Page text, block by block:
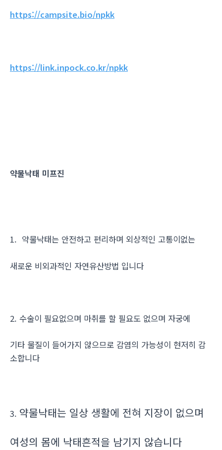
https://campsite.bio/npkk
https://link.inpock.co.kr/npkk
약물낙태 미프진
1. 약물낙태는 안전하고 편리하며 외상적인 고통이없는
새로운 비외과적인 자연유산방법 입니다
2. 수술이 필요없으며 마취를 할 필요도 없으며 자궁에
기타 물질이 들어가지 않으므로 감염의 가능성이 현저히 감
소합니다
3. 약물낙태는 일상 생활에 전혀 지장이 없으며
여성의 몸에 낙태흔적을 남기지 않습니다